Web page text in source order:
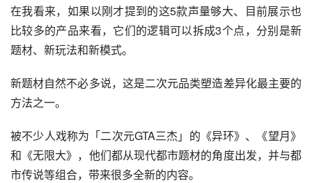
在我看来，如果以刚才提到的这5款声量够大、目前展示也
比较多的产品来看，它们的逻辑可以拆成3个点，分别是新
题材、新玩法和新模式。
新题材自然不必多说，这是二次元品类塑造差异化最主要的
方法之一。
被不少人戏称为「二次元GTA三杰」的《异环》、《望月》
和《无限大》，他们都从现代都市题材的角度出发，并与都
市传说等组合，带来很多全新的内容。